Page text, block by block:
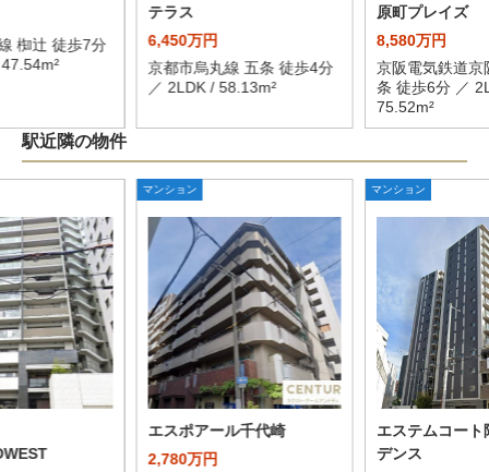
椥辻 徒歩7分
テラス
6,450万円
京都市烏丸線 五条 徒歩4分
／ 2LDK / 58.13m²
原町プレイズ
8,580万円
京阪電気鉄道京
条 徒歩6分 ／
75.52m²
駅近隣の物件
マンション
エスポアール千代崎
2,780万円
マンション
エステムコート
デンス